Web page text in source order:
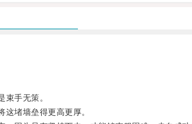
手无策。
堵墙垒得更高更厚。